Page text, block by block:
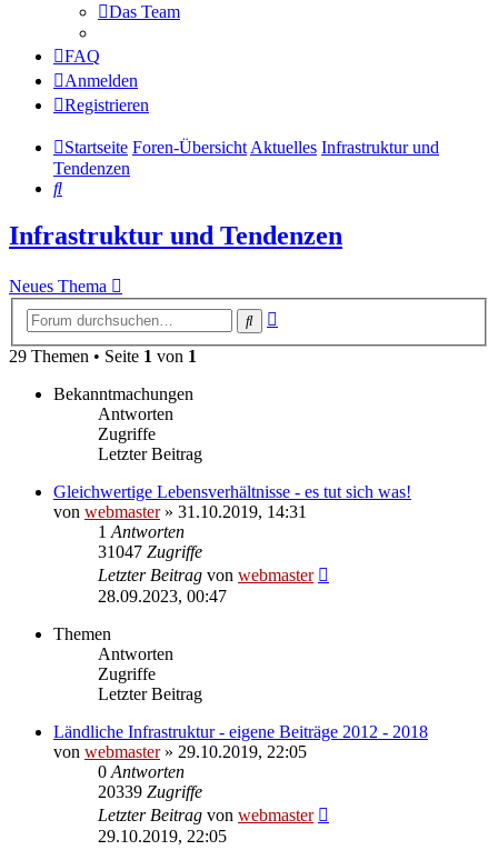
Das Team
FAQ
Anmelden
Registrieren
Startseite Foren-ÜbersichtAktuelles Infrastruktur und
Tendenzen
Suche
Infrastruktur und Tendenzen
Neues Thema
Suche
29 Themen • Seite 1 von 1
Bekanntmachungen
Antworten
Zugriffe
Letzter Beitrag
Gleichwertige Lebensverhältnisse - es tut sich was!
von webmaster» 31.10.2019, 14:31
1 Antworten
31047 Zugriffe
Letzter Beitrag von webmaster
28.09.2023, 00:47
Themen
Antworten
Zugriffe
Letzter Beitrag
Ländliche Infrastruktur - eigene Beiträge 2012 - 2018
von webmaster» 29.10.2019, 22:05
0 Antworten
20339 Zugriffe
Letzter Beitrag von webmaster
29.10.2019, 22:05